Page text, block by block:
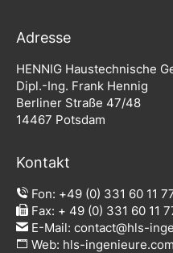
Adresse
HENNIG Haustechnische
Dipl.-Ing. Frank Hennig
Berliner Straße 47/48
14467 Potsdam
Kontakt
Fon: +49 (0) 331 60 11
Fax: + 49 (0) 331 60 11
E-Mail: contact@hls-
Web: hls-ingenieure.com